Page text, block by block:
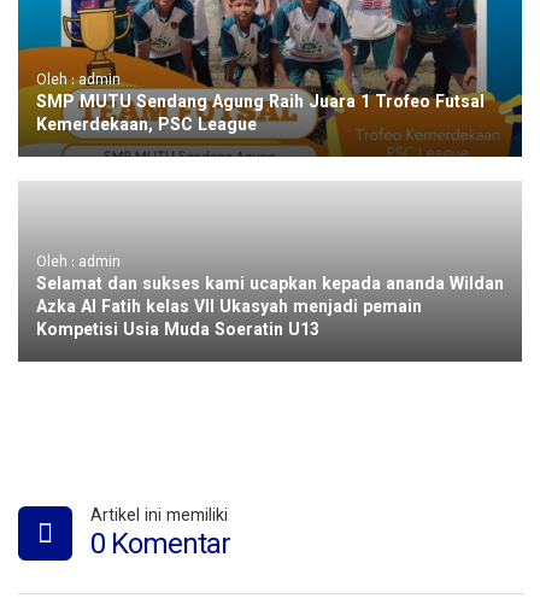
Oleh : admin
SMP MUTU Sendang Agung Raih Juara 1 Trofeo Futsal
Kemerdekaan, PSC League
Oleh : admin
Selamat dan sukses kami ucapkan kepada ananda Wildan
Azka Al Fatih kelas VII Ukasyah menjadi pemain
Kompetisi Usia Muda Soeratin U13
Artikel ini memiliki
0 Komentar